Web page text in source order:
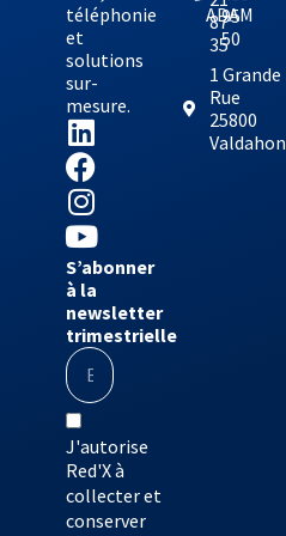
téléphonie
et
solutions
sur-
mesure.
S’abonner
à la
newsletter
trimestrielle
J'autorise
Red'X à
collecter et
conserver
87
35
1 Grande
Rue
25800
Valdahon
95
50
ADAM